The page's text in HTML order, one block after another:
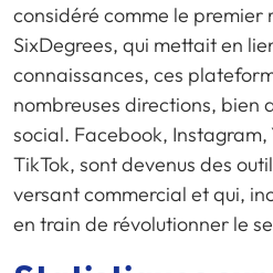
considéré comme le premier
SixDegrees, qui mettait en
connaissances, ces
nombreuses directions, bien
social. Facebook, Instagram,
TikTok, sont devenus des
versant commercial et qui,
en train de révolutionner le